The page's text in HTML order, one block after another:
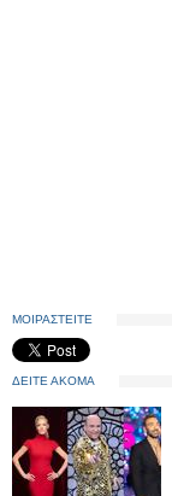
ΜΟΙΡΑΣΤΕΙΤΕ
ΔΕΙΤΕ ΑΚΟΜΑ